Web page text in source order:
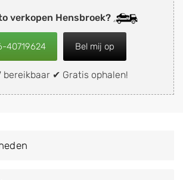
verkopen Hensbroek?
40719624 Bel mij op
✔ Gratis ophalen!
schadeauto's en
(ook zonder apk keuring). Wilt u
vrachtwagen, motor of brommobiel
verkopen aan een
in de buurt, deze zelf wegbrengen
liever laten ophalen op een
ontvang een vergoeding voor uw